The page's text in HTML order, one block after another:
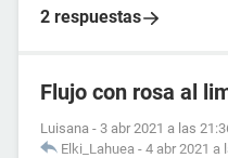
2 respuestas
Flujo con rosa al
Luisana - 3 abr 2021 a las
Elki_Lahuea - 4 abr 2021 a